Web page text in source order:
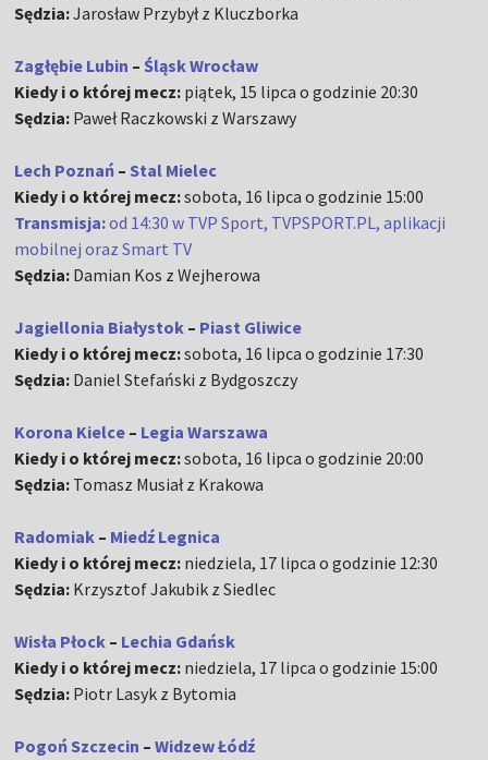
Sędzia:Jarosław Przybył z Kluczborka
Zagłębie Lubin –Śląsk Wrocław
Kiedy i o której mecz: piątek, 15 lipca o godzinie 20:30
Sędzia: Paweł Raczkowski z Warszawy
Lech Poznań – Stal Mielec
Kiedy i o której mecz:sobota, 16 lipca o godzinie 15:00
Transmisja:od 14:30 w TVP Sport, TVPSPORT.PL, aplikacji
mobilnej oraz Smart TV
Sędzia: Damian Kos z Wejherowa
Jagiellonia Białystok – Piast Gliwice
Kiedy i o której mecz:sobota, 16 lipca o godzinie 17:30
Sędzia: Daniel Stefański z Bydgoszczy
Korona Kielce – Legia Warszawa
Kiedy i o której mecz:sobota, 16 lipca o godzinie 20:00
Sędzia: Tomasz Musiał z Krakowa
Radomiak – Miedź Legnica
Kiedy i o której mecz: niedziela, 17 lipca o godzinie 12:30
Sędzia: Krzysztof Jakubik z Siedlec
Wisła Płock – Lechia Gdańsk
Kiedy i o której mecz: niedziela, 17 lipca o godzinie 15:00
Sędzia: Piotr Lasyk z Bytomia
Pogoń Szczecin –Widzew Łódź